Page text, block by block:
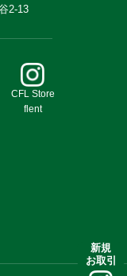
新規
お取引
2-13
CFL Store
flent